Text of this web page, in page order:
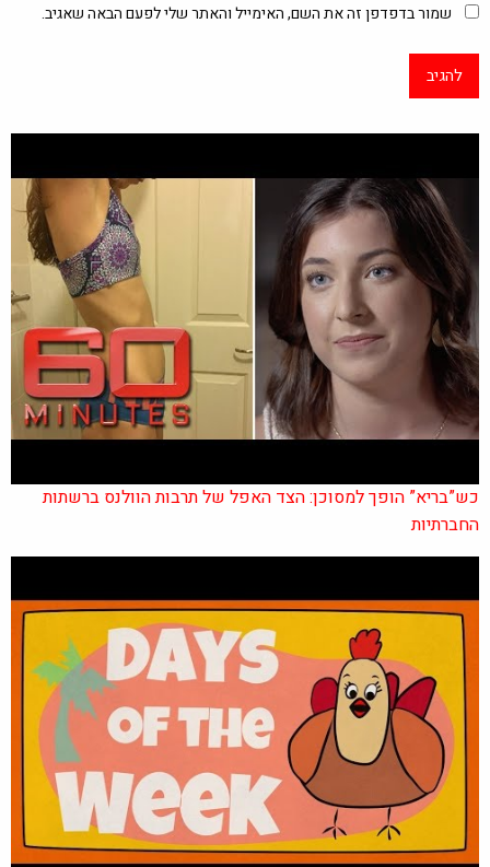
שמור בדפדפן זה את השם, האימייל והאתר שלי לפעם הבאה שאגיב.
כש”בריא” הופך למסוכן: הצד האפל של תרבות הוולנס ברשתות
החברתיות